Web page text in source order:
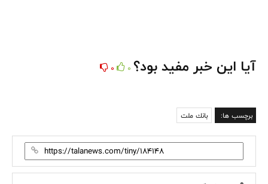
آیا این خبر مفید بود؟ 0
0
برچسب ها: بانك ملت